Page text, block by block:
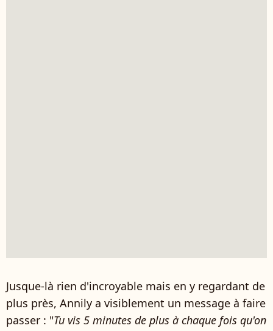
Jusque-là rien d'incroyable mais en y regardant de
plus près, Annily a visiblement un message à faire
passer : "Tu vis 5 minutes de plus à chaque fois qu'on